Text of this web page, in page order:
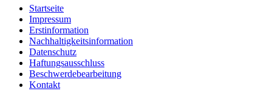
Startseite
Impressum
Erstinformation
Nachhaltigkeitsinformation
Datenschutz
Haftungsausschluss
Beschwerdebearbeitung
Kontakt